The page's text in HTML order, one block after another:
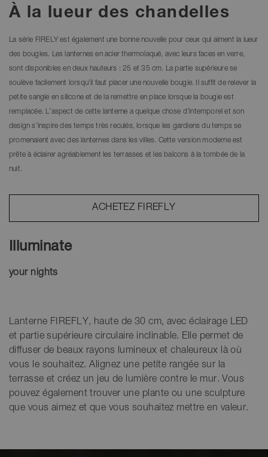
À la lueur des chandelles
La série FIRELY est également une bonne nouvelle pour ceux qui aiment la lueur
des bougies. Les lanternes en acier thermolaqué, avec leurs faces en verre,
sont disponibles en deux hauteurs : 25 et 35 cm. La partie supérieure se
soulève facilement lorsqu’il faut placer une nouvelle bougie. Il suffit de relever la
petite sangle en silicone et de la remettre en place lorsque la bougie est
remplacée. L’aspect de cette lanterne a quelque chose d’intemporel et son
design s’inspire des temps très reculés, lorsque les gardiens du temps se
promenaient avec des lanternes dans les villes. Cette version moderne est
prête à éclairer agréablement les terrasses et les balcons à la tombée de la
nuit.
ACHETEZ FIREFLY
Illuminate
your nights
Lanterne FIREFLY, haute de 30 cm, avec éclairage LED
et partie supérieure circulaire inclinable. Elle permet de
diffuser de beaux rayons lumineux et chaleureux là où
vous le souhaitez. Alignez une petite rangée sur la
terrasse et créez un jeu de lumière contre le mur. Vous
pouvez également trouver une plante ou une sculpture
que vous aimez et que vous souhaitez mettre en valeur.